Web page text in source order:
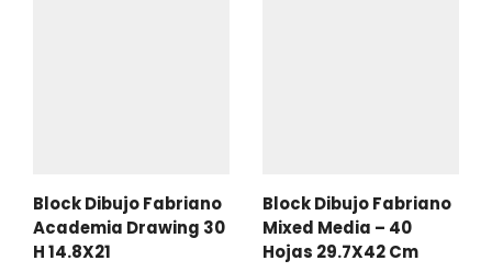
Block Dibujo Fabriano
Academia Drawing 30
H 14.8X21
Block Dibujo Fabriano
Mixed Media – 40
Hojas 29.7X42 Cm